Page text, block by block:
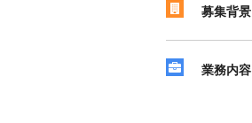
募集背景
業務内容